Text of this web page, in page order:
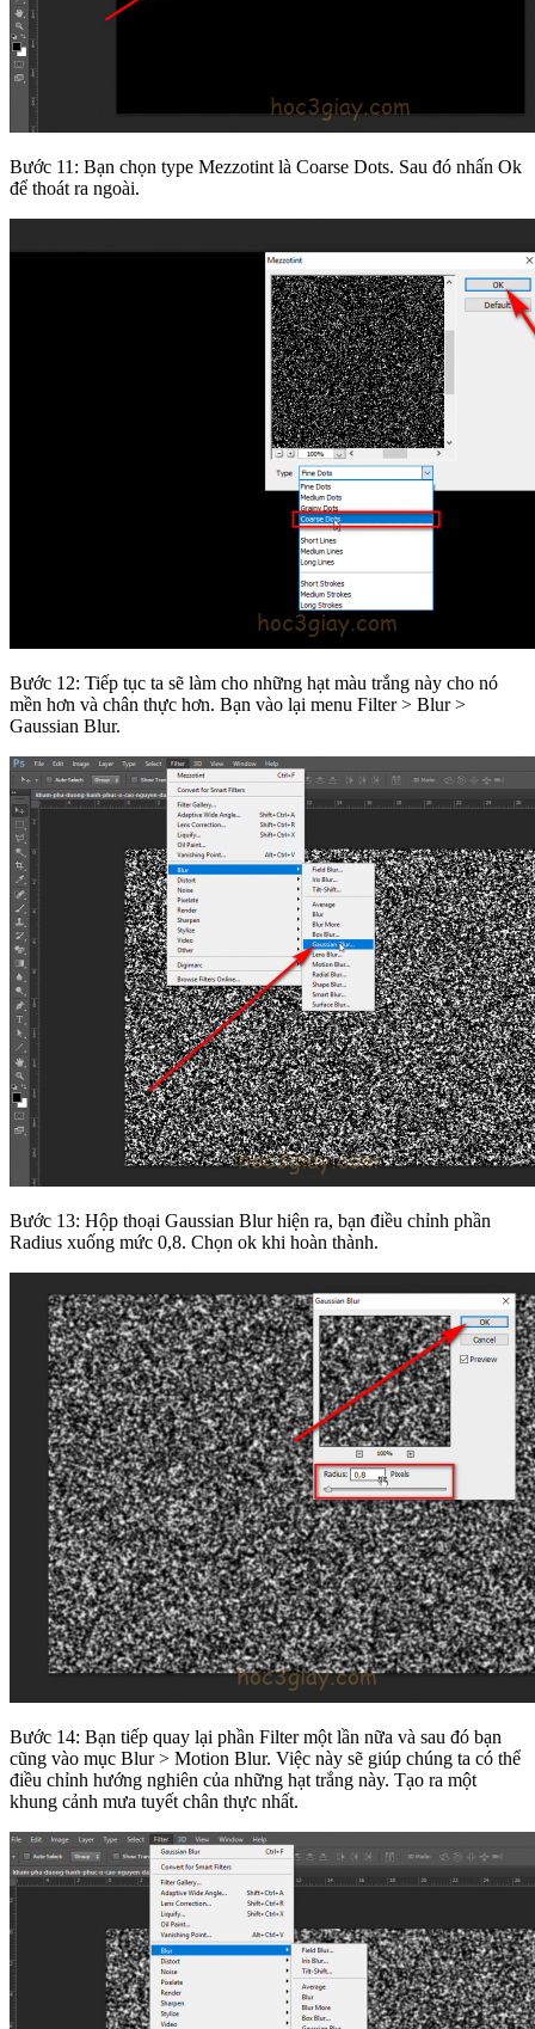
Bước 11: Bạn chọn type Mezzotint là Coarse Dots. Sau đó nhấn Ok
để thoát ra ngoài.
Bước 12: Tiếp tục ta sẽ làm cho những hạt màu trắng này cho nó
mền hơn và chân thực hơn. Bạn vào lại menu Filter > Blur >
Gaussian Blur.
Bước 13: Hộp thoại Gaussian Blur hiện ra, bạn điều chỉnh phần
Radius xuống mức 0,8. Chọn ok khi hoàn thành.
Bước 14: Bạn tiếp quay lại phần Filter một lần nữa và sau đó bạn
cũng vào mục Blur > Motion Blur. Việc này sẽ giúp chúng ta có thể
điều chỉnh hướng nghiên của những hạt trắng này. Tạo ra một
khung cảnh mưa tuyết chân thực nhất.